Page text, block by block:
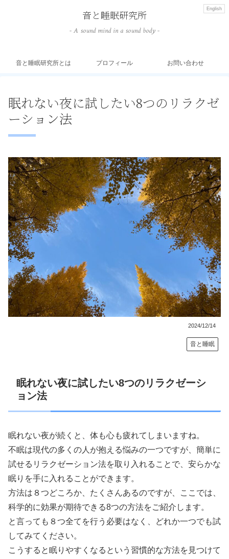
English
音と睡眠研究所
- A sound mind in a sound body -
音と睡眠研究所とは プロフィール お問い合わせ
眠れない夜に試したい8つのリラクゼ
ーション法
2024/12/14
音と睡眠
眠れない夜に試したい8つのリラクゼーシ
ョン法
眠れない夜が続くと、体も心も疲れてしまいますね。
不眠は現代の多くの人が抱える悩みの一つですが、簡単に
試せるリラクゼーション法を取り入れることで、安らかな
眠りを手に入れることができます。
方法は８つどころか、たくさんあるのですが、ここでは、
科学的に効果が期待できる8つの方法をご紹介します。
と言っても８つ全てを行う必要はなく、どれか一つでも試
してみてください。
こうすると眠りやすくなるという習慣的な方法を見つけて